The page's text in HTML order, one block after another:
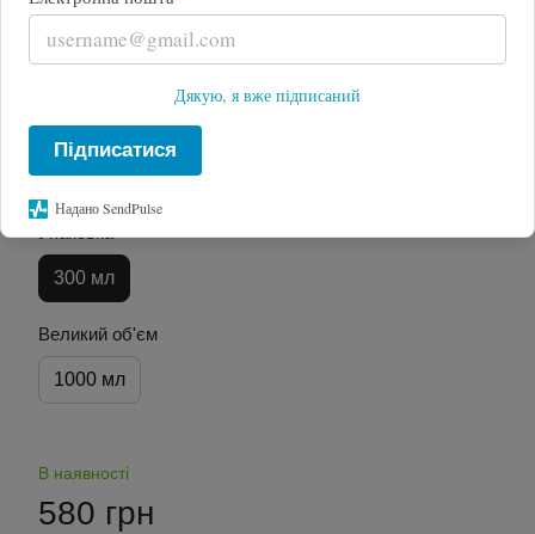
Дякую, я вже підписаний
Підписатися
Надано SendPulse
Упаковка
300 мл
Великий об'єм
1000 мл
В наявності
580 грн